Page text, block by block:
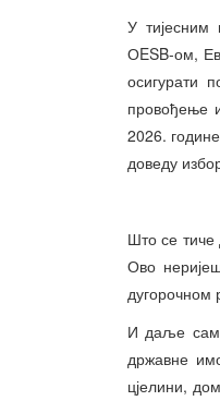
У тијесним
ОESB-ом,
осигурати
провођење
2026.
доведу
Што се тиче
Ово
дугорочном
И даље сам
државне
цјелини,